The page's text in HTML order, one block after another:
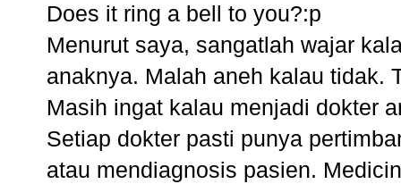
Does it ring a bell to you?:p
Menurut saya, sangatlah wajar
anaknya. Malah aneh kalau tidak.
Masih ingat kalau menjadi dokter
Setiap dokter pasti punya
atau mendiagnosis pasien.